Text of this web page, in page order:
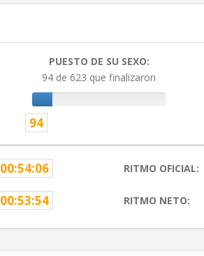
PUESTO DE SU SEXO:
94 de 623 que finalizaron
94
00:54:06 RITMO OFICIAL:
00:53:54 RITMO NETO: